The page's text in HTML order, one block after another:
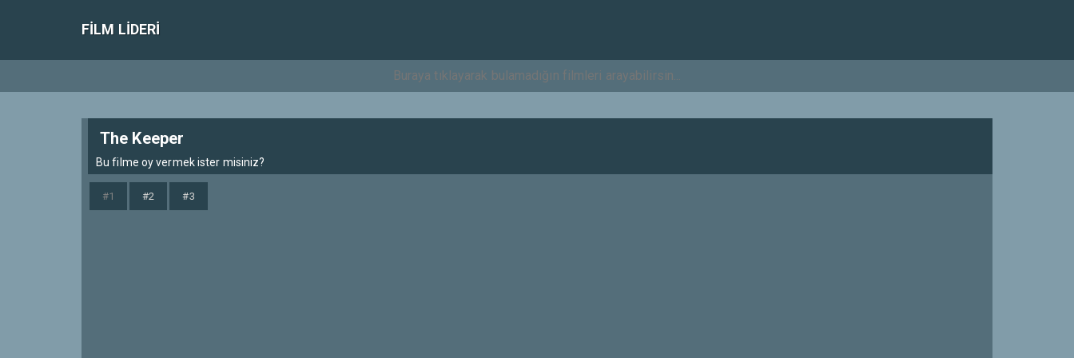
FILM LIDERI
The Keeper
Bu filme oy vermek ister misiniz?
#1 #2 #3